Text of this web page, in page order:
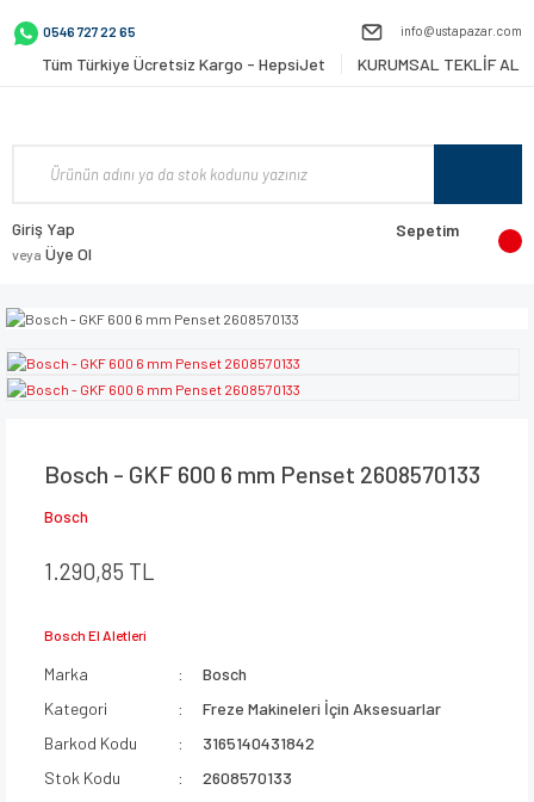
0546 727 22 65 info@ustapazar.com
Tüm Türkiye Ücretsiz Kargo - HepsiJet KURUMSAL TEKLİF AL
Giriş Yap
veya Üye Ol
Sepetim
Bosch - GKF 600 6 mm Penset 2608570133
Bosch
1.290,85 TL
Bosch El Aletleri
Marka
Bosch
Kategori
Freze Makineleri İçin Aksesuarlar
Barkod Kodu
3165140431842
Stok Kodu
2608570133